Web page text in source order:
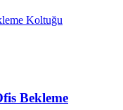
Bekleme